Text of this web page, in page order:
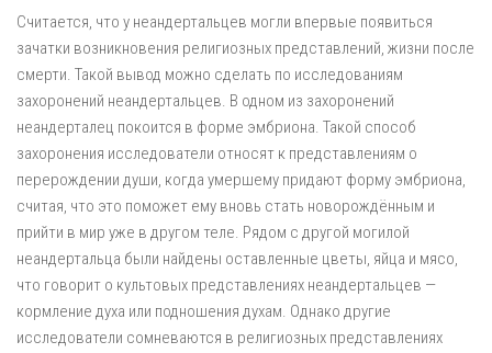
Считается, что у неандертальцев могли впервые появиться
зачатки возникновения религиозных представлений, жизни после
смерти. Такой вывод можно сделать по исследованиям
захоронений неандертальцев. В одном из захоронений
неандерталец покоится в форме эмбриона. Такой способ
захоронения исследователи относят к представлениям о
перерождении души, когда умершему придают форму эмбриона,
считая, что это поможет ему вновь стать новорождённым и
прийти в мир уже в другом теле. Рядом с другой могилой
неандертальца были найдены оставленные цветы, яйца и мясо,
что говорит о культовых представлениях неандертальцев —
кормление духа или подношения духам. Однако другие
исследователи сомневаются в религиозных представлениях